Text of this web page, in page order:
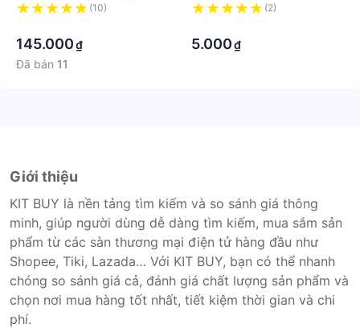
xa
(10)
145.000₫
Đã bán 11
(2)
5.000₫
Giới thiệu
KIT BUY là nền tảng tìm kiếm và so sánh giá thông
minh, giúp người dùng dễ dàng tìm kiếm, mua sắm sản
phẩm từ các sàn thương mại điện tử hàng đầu như
Shopee, Tiki, Lazada… Với KIT BUY, bạn có thể nhanh
chóng so sánh giá cả, đánh giá chất lượng sản phẩm và
chọn nơi mua hàng tốt nhất, tiết kiệm thời gian và chi
phí.